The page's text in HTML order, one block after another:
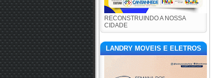
RECONSTRUINDO A NOSSA
CIDADE
LANDRY MOVEIS E ELETROS